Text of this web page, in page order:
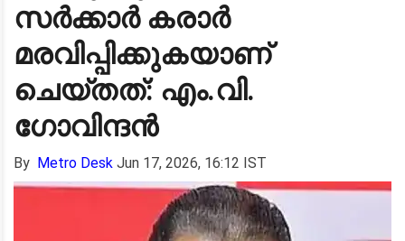
സർക്കാർ കരാർ
മരവിപ്പിക്കുകയാണ്
ചെയ്തത്: എം.വി.
ഗോവിന്ദൻ
By Metro Desk Jun 17, 2026, 16:12 IST